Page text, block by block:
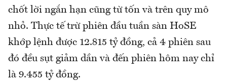
chốt lời ngắn hạn cũng từ tốn và trên quy mô
nhỏ. Thực tế trừ phiên đầu tuần sàn HoSE
khớp lệnh được 12.815 tỷ đồng, cả 4 phiên sau
đó đều sụt giảm dần và đến phiên hôm nay chỉ
là 9.455 tỷ đồng.